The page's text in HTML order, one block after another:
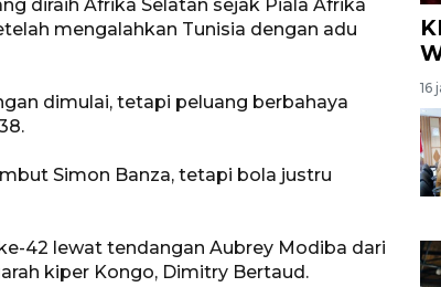
diraih Afrika Selatan sejak Piala Afrika
mengalahkan Tunisia dengan adu
dimulai, tetapi peluang berbahaya
Simon Banza, tetapi bola justru
42 lewat tendangan Aubrey Modiba dari
kiper Kongo, Dimitry Bertaud.
16